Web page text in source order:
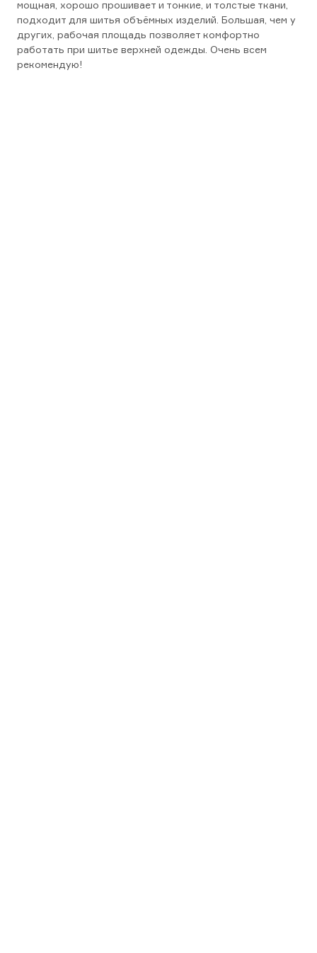
мощная, хорошо прошивает и тонкие, и толстые ткани,
подходит для шитья объёмных изделий. Большая, чем у
других, рабочая площадь позволяет комфортно
работать при шитье верхней одежды. Очень всем
рекомендую!